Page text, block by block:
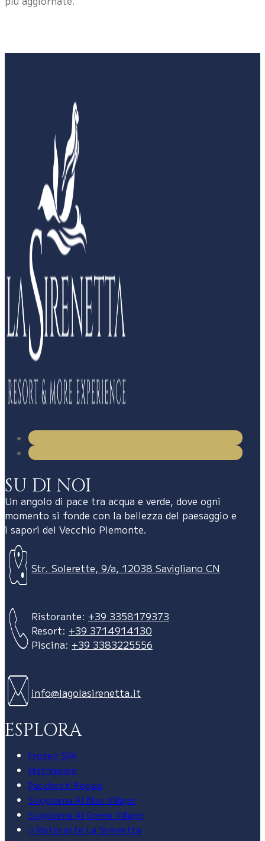
SU DI NOI
Un angolo di pace tra acqua e verde, dove ogni
momento si fonde con la bellezza del paesaggio e
i sapori del Vecchio Piemonte.
Str. Solerette, 9/a, 12038 Savigliano CN
Ristorante: +39 3358179373
Resort: +39 3714914130
Piscina: +39 3383225556
info@lagolasirenetta.it
ESPLORA
Frozen SPA
Matrimonio
Pacchetti Regalo
Soggiorna Al Blue Village
Soggiorna Al Green Village
Il Ristorante La Sirenetta